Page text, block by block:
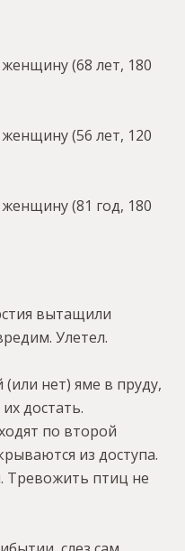
(68 лет, 180
(56 лет, 120
(81 год, 180
вытащили
Улетел.
(или нет) яме в пруду,
достать.
по второй
из доступа.
Тревожить птиц не